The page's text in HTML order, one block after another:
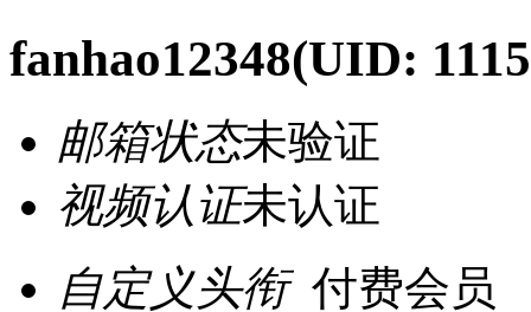
fanhao12348(UID:
邮箱状态未验证
视频认证未认证
自定义头衔 付费会员